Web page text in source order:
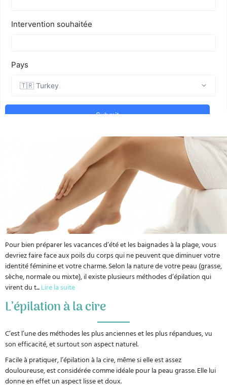
Pour bien préparer les vacances d’été et les baignades à la plage, vous
devriez faire face aux poils du corps qui ne peuvent que diminuer votre
identité féminine et votre charme. Selon la nature de votre peau (grasse,
sèche, normale ou mixte), il existe plusieurs méthodes d’épilation qui
virent du t...Lire la suite
L’épilation à la cire
C’est l’une des méthodes les plus anciennes et les plus répandues, vu
son efficacité, et surtout son aspect naturel.
Facile à pratiquer, l’épilation à la cire, même si elle est assez
douloureuse, est considérée comme idéale pour la peau grasse. Elle lui
donne en effet un aspect lisse et doux.